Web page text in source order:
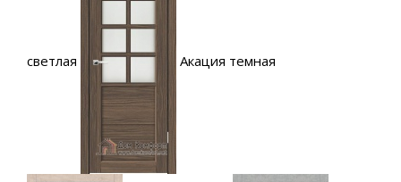
светлая Акация темная